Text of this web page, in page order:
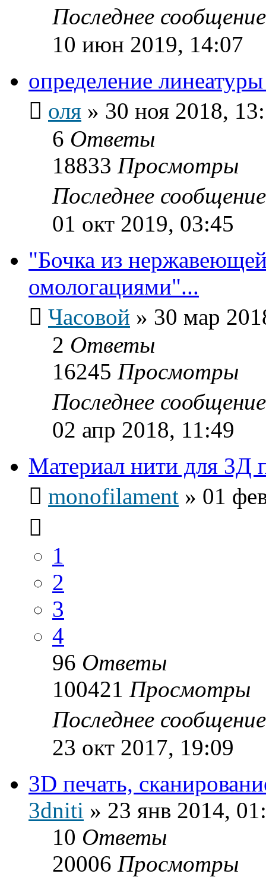
Последнее
10 июн 2019, 14:07
определение линеатуры
оля » 30 ноя 2018,
6 Ответы
18833 Просмотры
Последнее
01 окт 2019, 03:45
"Бочка из
омологациями"...
Часовой » 30 мар
2 Ответы
16245 Просмотры
Последнее
02 апр 2018, 11:49
Материал нити для 3Д
monofilament » 01
1
2
3
4
96 Ответы
100421 Просмотры
Последнее
23 окт 2017, 19:09
3D печать,
3dniti » 23 янв 2014,
10 Ответы
20006 Просмотры